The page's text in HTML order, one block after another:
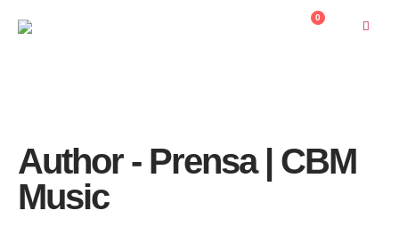
0
Author - Prensa | CBM
Music